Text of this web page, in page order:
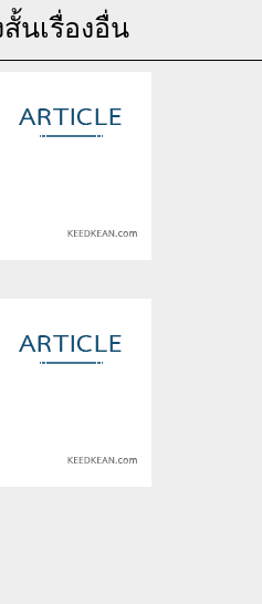
สั้นเรื่องอื่น
public_html/include/article/
'article_topic' (this
throw an Error in a future